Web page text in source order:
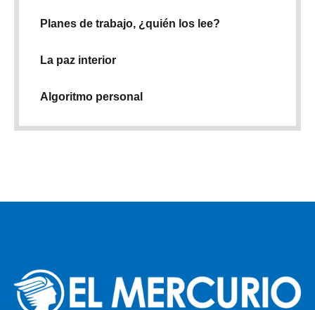
Planes de trabajo, ¿quién los lee?
La paz interior
Algoritmo personal